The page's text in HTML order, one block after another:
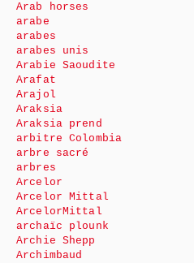
Arab horses
arabe
arabes
arabes unis
Arabie Saoudite
Arafat
Arajol
Araksia
Araksia prend
arbitre Colombia
arbre sacré
arbres
Arcelor
Arcelor Mittal
ArcelorMittal
archaïc plounk
Archie Shepp
Archimbaud